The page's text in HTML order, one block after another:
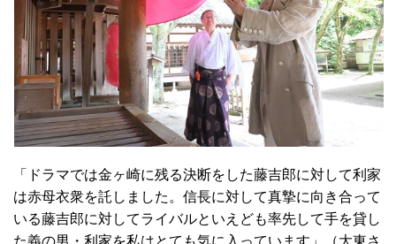
「ドラマでは金ヶ崎に残る決断をした藤吉郎に対して利家
は赤母衣衆を託しました。信長に対して真摯に向き合って
いる藤吉郎に対してライバルといえども率先して手を貸し